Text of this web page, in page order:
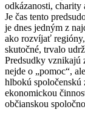
odkázanosti, charity
Je čas tento
je dnes jedným z
ako rozvíjať
skutočné, trvalo
Predsudky vznikajú
nejde o „pomoc“,
hlbokú spoločenskú
ekonomickou
občianskou